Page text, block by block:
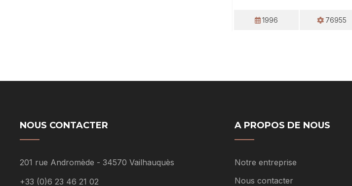
1996 76955
NOUS CONTACTER
201 rue Andromède - 34570 Vailhauquès
+33 (0)6 23 46 21 02
A PROPOS DE NOUS
Notre entreprise
Nous contacter